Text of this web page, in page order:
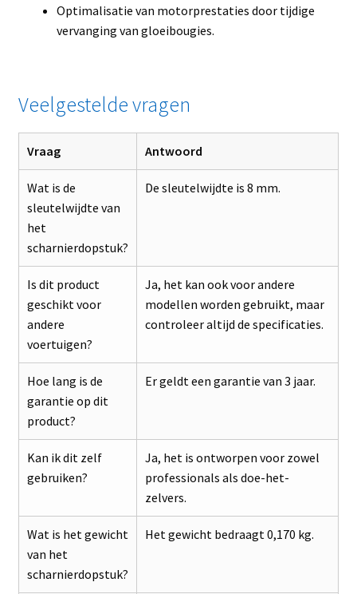
Optimalisatie van motorprestaties door tijdige
vervanging van gloeibougies.
Veelgestelde vragen
Vraag Antwoord
Wat is de
sleutelwijdte van
het
scharnierdopstuk?
De sleutelwijdte is 8 mm.
Is dit product
geschikt voor
andere
voertuigen?
Ja, het kan ook voor andere
modellen worden gebruikt, maar
controleer altijd de specificaties.
Hoe lang is de
garantie op dit
product?
Er geldt een garantie van 3 jaar.
Kan ik dit zelf
gebruiken?
Ja, het is ontworpen voor zowel
professionals als doe-het-
zelvers.
Wat is het gewicht
van het
scharnierdopstuk?
Het gewicht bedraagt 0,170 kg.